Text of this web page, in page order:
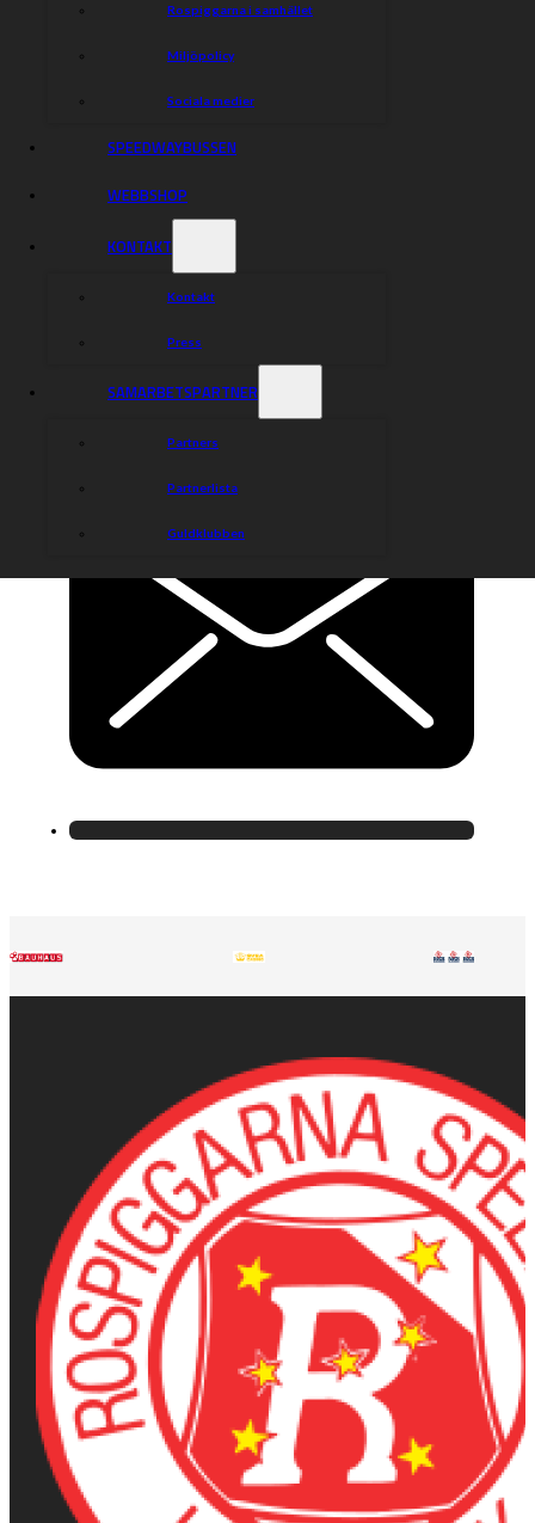
Rospiggarna i samhället
Miljöpolicy
Sociala medier
SPEEDWAYBUSSEN
WEBBSHOP
KONTAKT
Kontakt
Press
SAMARBETSPARTNER
Partners
Partnerlista
Guldklubben